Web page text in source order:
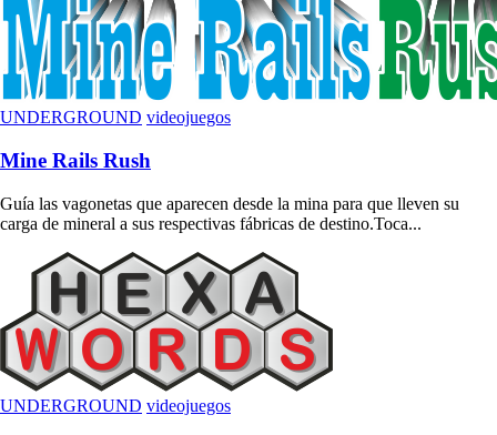
UNDERGROUND videojuegos
Mine Rails Rush
Guía las vagonetas que aparecen desde la mina para que lleven su
carga de mineral a sus respectivas fábricas de destino.Toca...
UNDERGROUND videojuegos